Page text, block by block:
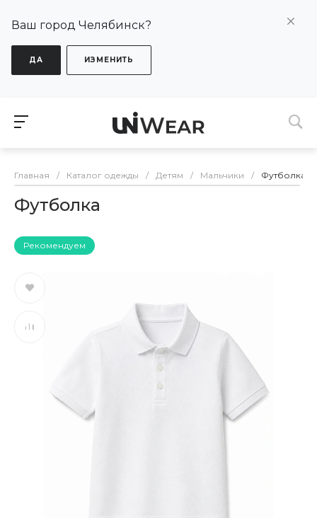
Ваш город Челябинск?
ДА ИЗМЕНИТЬ
Главная / Каталог одежды / Детям / Мальчики / Футболка
Футболка
Рекомендуем